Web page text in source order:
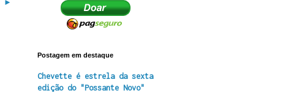
►
Postagem em destaque
Chevette é estrela da sexta
edição do "Possante Novo"